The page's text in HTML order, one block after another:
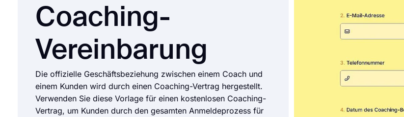
Coaching-
Vereinbarung
Die offizielle Geschäftsbeziehung zwischen einem Coach und
einem Kunden wird durch einen Coaching-Vertrag hergestellt.
Verwenden Sie diese Vorlage für einen kostenlosen Coaching-
Vertrag, um Kunden durch den gesamten Anmeldeprozess für